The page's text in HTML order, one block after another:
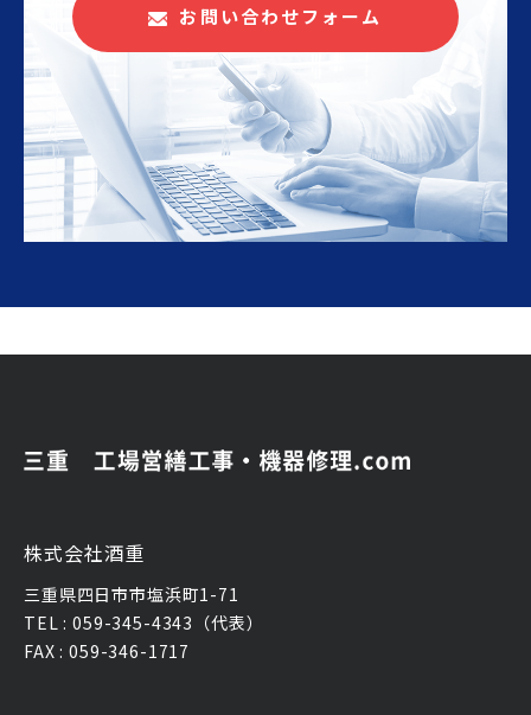
お問い合わせフォーム
株式会社酒重
三重県四日市市塩浜町1-71
TEL : 059-345-4343（代表）
FAX : 059-346-1717